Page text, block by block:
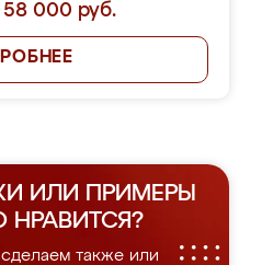
58 000 руб.
ИЛИ ПРИМЕРЫ
НРАВИТСЯ?
также или